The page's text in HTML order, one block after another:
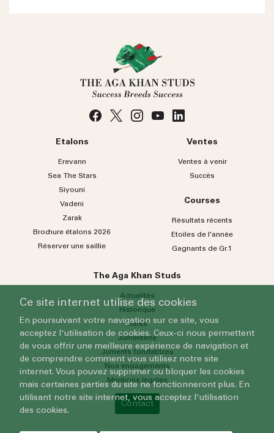
Etalons
Erevann
Sea TheStars
Siyouni
Vadeni
Zarak
Brochure étalons 2026
Réserver une saillie
Ventes
Ventes à venir
Succès
Courses
Résultats récents
Etoiles de l’année
Gagnants de Gr.1
The Aga Khan Studs
Actualités
Historique
Haras
Jumenterie
Juments fondatrices
Nos engagements
Mentions légales
Contact
Ce site internet utilise des cookies
En poursuivant votre navigation sur ce site, vous
acceptez l'utilisation de cookies. Ceux-ci nous permettent
de vous offrir une meilleure expérience de navigation et
de comprendre comment vous utilisez notre site
internet. Vous pouvez supprimer ou bloquer les cookies
mais certaines parties du site ne fonctionneront plus. En
utilisant notre site internet, vous acceptez l'utilisation
des cookies.